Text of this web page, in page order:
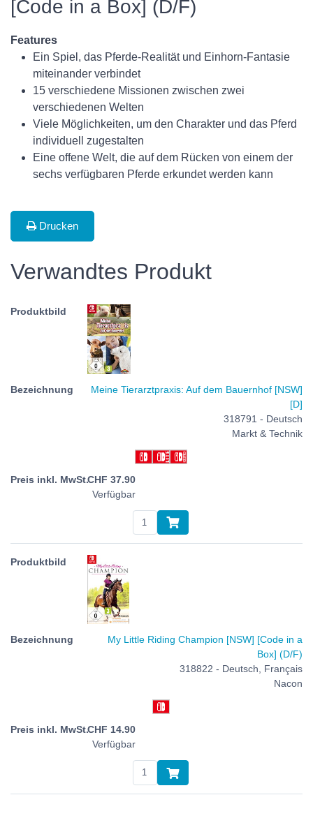
[Code in a Box] (D/F)
Features
Ein Spiel, das Pferde-Realität und Einhorn-Fantasie
miteinander verbindet
15 verschiedene Missionen zwischen zwei
verschiedenen Welten
Viele Möglichkeiten, um den Charakter und das Pferd
individuell zugestalten
Eine offene Welt, die auf dem Rücken von einem der
sechs verfügbaren Pferde erkundet werden kann
Drucken
Verwandtes Produkt
Meine Tierarztpraxis: Auf dem Bauernhof [NSW]
[D]
318791 - Deutsch
Markt & Technik
CHF 37.90
Verfügbar
My Little Riding Champion [NSW] [Code in a
Box] (D/F)
318822 - Deutsch, Français
Nacon
CHF 14.90
Verfügbar